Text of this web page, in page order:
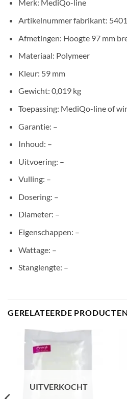
Merk: MediQo-line
Artikelnummer fabrikant:
Afmetingen: Hoogte 97 mm
Materiaal: Polymeer
Kleur: 59 mm
Gewicht: 0,019 kg
Toepassing: MediQo-line of
Garantie: –
Inhoud: –
Uitvoering: –
Vulling: –
Dosering: –
Diameter: –
Eigenschappen: –
Wattage: –
Stanglengte: –
GERELATEERDE PRODUCTEN
UITVERKOCHT